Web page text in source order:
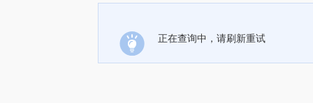
正在查询中，请刷新重试